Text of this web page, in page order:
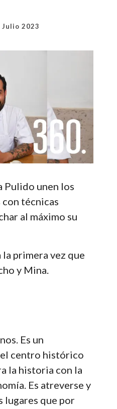
Julio 2023
Pulido unen los
técnicas
al máximo su
la primera vez que
y Mina.
Es un
centro histórico
la historia con la
Es atreverse y
lugares que por